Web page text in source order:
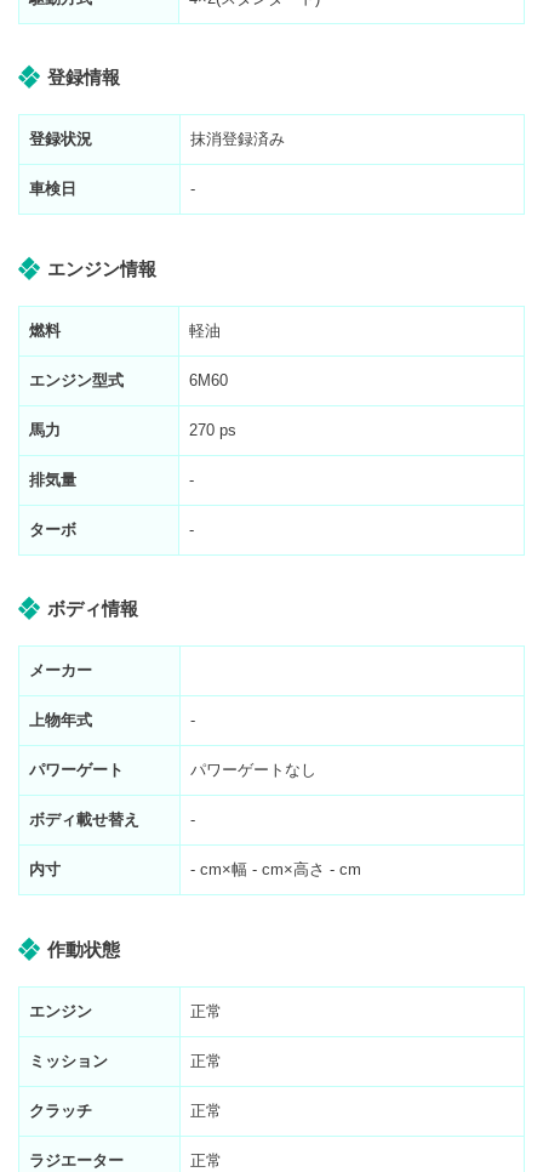
登録情報
登録状況 抹消登録済み
車検日 -
エンジン情報
燃料 軽油
エンジン型式 6M60
馬力 270 ps
排気量 -
ターボ -
ボディ情報
メーカー
上物年式 -
パワーゲート パワーゲートなし
ボディ載せ替え -
内寸 - cm×幅 - cm×高さ - cm
作動状態
エンジン 正常
ミッション 正常
クラッチ 正常
ラジエーター 正常